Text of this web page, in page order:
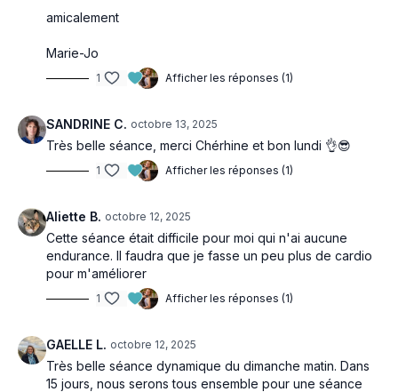
amicalement
Marie-Jo
1 Afficher les réponses (1)
SANDRINE C. octobre 13, 2025
Très belle séance, merci Chérhine et bon lundi 👌😎
1 Afficher les réponses (1)
Aliette B. octobre 12, 2025
Cette séance était difficile pour moi qui n'ai aucune
endurance. Il faudra que je fasse un peu plus de cardio
pour m'améliorer
1 Afficher les réponses (1)
GAELLE L. octobre 12, 2025
Très belle séance dynamique du dimanche matin. Dans
15 jours, nous serons tous ensemble pour une séance